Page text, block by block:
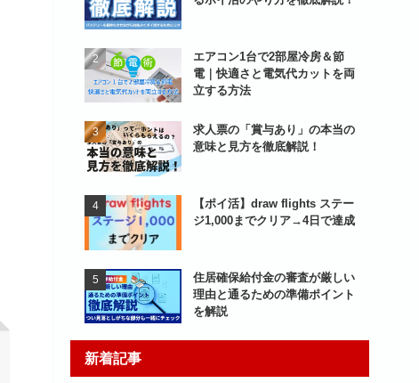
エアコン1台で2部屋冷房＆節
電｜快適さと電気代カットを両
立する方法
求人票の「賞与あり」の本当の
意味と見方を徹底解説！
【ポイ活】draw flights ステー
ジ1,000までクリア→4日で達成
住居確保給付金の審査が厳しい
理由と通るための準備ポイント
を解説
新着記事